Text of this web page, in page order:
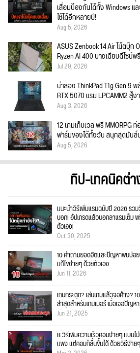
เสื่อมป้องกันได้ทั้ง Windows แ
ใช้ได้อีกหลายปี!
Aug 5, 2026
ASUS Zenbook 14 Air โน้ตบุ๊ก
Ryzen AI 400 บางเฉียบดีไซน์พ
Jul 29, 2026
น่าลอง ThinkPad T1g Gen 9
RTX 5070 แรม LPCAMM2 สู้
Aug 3, 2026
12 เกมเก็บเวล ฟรี MMORPG
ฟาร์มของได้ทั้งวัน สนุกสุดมัน
Aug 5, 2026
ทิป-เทคนิคต่
แนะนำวิธีเพิ่มแรมฉบับปี 2026 รว
บอก! อัปเกรดแล้วบอกลาแรมเต็ม
ตัวเอง!
Oct 30, 2025
10 คำถามยอดฮิตและปัญหาพบบ่อ
แก้ไขง่ายๆ ด้วยตัวเอง
Jun 11, 2026
เกมกระตุก? เล่นเกมแล้วจอค้าง?
ล่าสุดสำหรับเกมเมอร์ เมื่อเจอปัญห
Jun 21, 2025
8 วิธีเพิ่มความเร็วคอมง่ายๆ แบบ
แพง แต่คอมก็ลื่นขึ้นได้ ด้วยวิธีง่ายๆ